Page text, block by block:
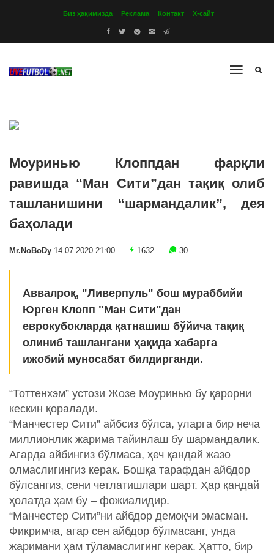
Биз ҳақимизда Реклама Контакт Х-сайт
Моуринью Клоппдан фарқли
равишда “Ман Сити”дан тақиқ олиб
ташланишини “шармандалик”, дея
баҳолади
Mr.NoBoDy 14.07.2020 21:00 1632 30
Аввалроқ, "Ливерпуль" бош мураббийи
Юрген Клопп "Ман Сити"дан
еврокубокларда қатнашиш бўйича тақиқ
олиниб ташлангани ҳақида хабарга
ижобий муносабат билдирганди.
“Тоттенхэм” устози Жозе Моуринью бу қарорни
кескин қоралади.
“Манчестер Сити” айбсиз бўлса, уларга бир неча
миллионлик жарима тайинлаш бу шармандалик.
Агарда айбингиз бўлмаса, ҳеч қандай жазо
олмаслигингиз керак. Бошқа тарафдан айбдор
бўлсангиз, сени четлатишлари шарт. Ҳар қандай
ҳолатда ҳам бу – фожиалидир.
“Манчестер Сити”ни айбдор демоқчи эмасман.
Фикримча, агар сен айбдор бўлмасанг, унда
жаримани ҳам тўламаслигинг керак. Ҳатто, бир